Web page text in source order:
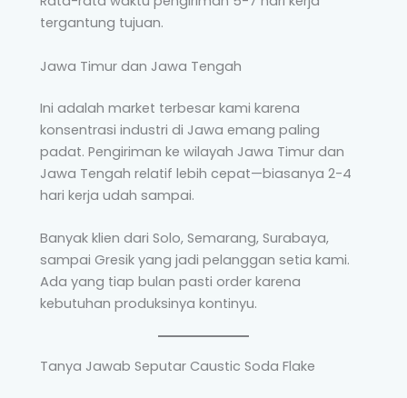
tergantung tujuan.
Jawa Timur dan Jawa Tengah
Ini adalah market terbesar kami karena
konsentrasi industri di Jawa emang paling
padat. Pengiriman ke wilayah Jawa Timur dan
Jawa Tengah relatif lebih cepat—biasanya 2-4
hari kerja udah sampai.
Banyak klien dari Solo, Semarang, Surabaya,
sampai Gresik yang jadi pelanggan setia kami.
Ada yang tiap bulan pasti order karena
kebutuhan produksinya kontinyu.
Tanya Jawab Seputar Caustic Soda Flake